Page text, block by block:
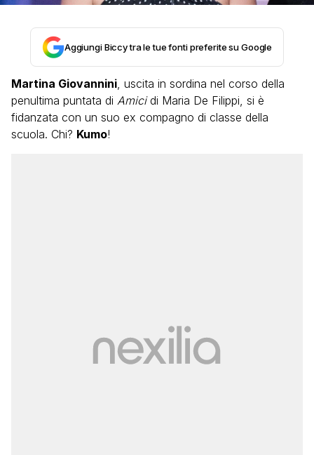
Aggiungi Biccy tra le tue fonti preferite su Google
Martina Giovannini , uscita in sordina nel corso della
penultima puntata di Amicidi Maria De Filippi, si è
fidanzata con un suo ex compagno di classe della
scuola. Chi? Kumo!